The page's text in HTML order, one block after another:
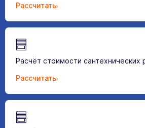
Рассчитать
Расчёт стоимости сантехнических
Рассчитать